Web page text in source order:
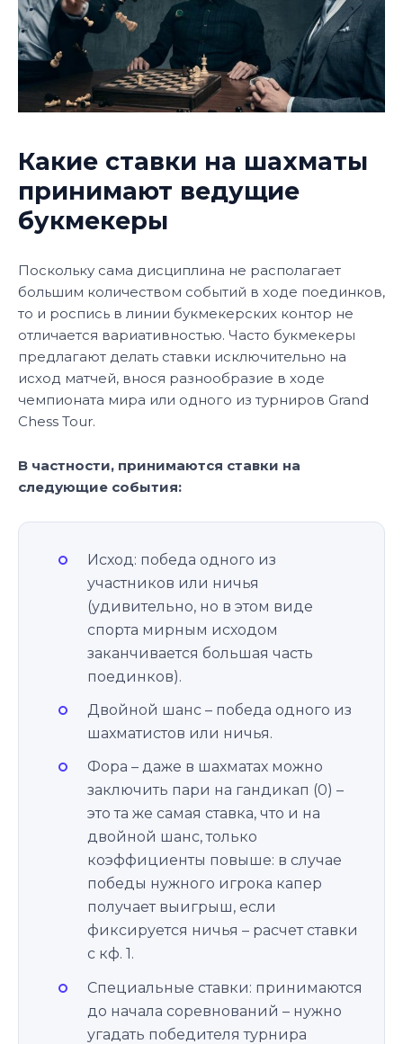
Какие ставки на шахматы
принимают ведущие
букмекеры
Поскольку сама дисциплина не располагает
большим количеством событий в ходе поединков,
то и роспись в линии букмекерских контор не
отличается вариативностью. Часто букмекеры
предлагают делать ставки исключительно на
исход матчей, внося разнообразие в ходе
чемпионата мира или одного из турниров Grand
Chess Tour.
В частности, принимаются ставки на
следующие события:
Исход: победа одного из
участников или ничья
(удивительно, но в этом виде
спорта мирным исходом
заканчивается большая часть
поединков).
Двойной шанс – победа одного из
шахматистов или ничья.
Фора – даже в шахматах можно
заключить пари на гандикап (0) –
это та же самая ставка, что и на
двойной шанс, только
коэффициенты повыше: в случае
победы нужного игрока капер
получает выигрыш, если
фиксируется ничья – расчет ставки
с кф. 1.
Специальные ставки: принимаются
до начала соревнований – нужно
угадать победителя турнира